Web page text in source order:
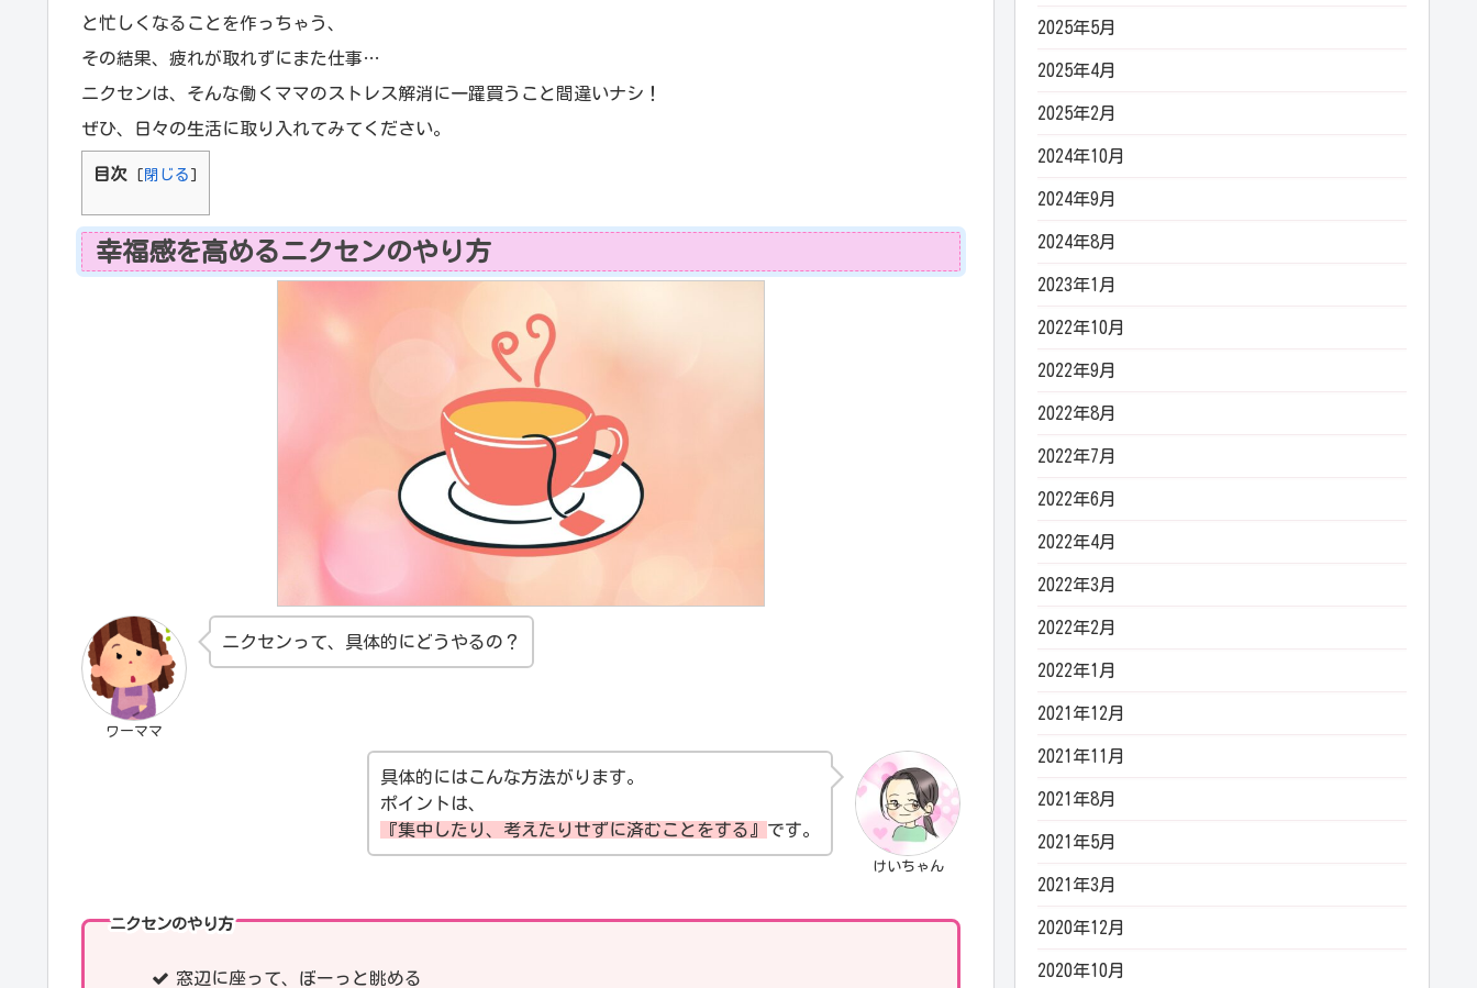
と忙しくなることを作っちゃう、
その結果、疲れが取れずにまた仕事…
ニクセンは、そんな働くママのストレス解消に一躍買うこと間違いナシ！
ぜひ、日々の生活に取り入れてみてください。
目次 [ 閉じる ]
幸福感を高めるニクセンのやり方
ワーママ
ニクセンって、具体的にどうやるの？
けいちゃん
具体的にはこんな方法がります。
ポイントは、
『集中したり、考えたりせずに済むことをする』 です。
ニクセンのやり方
窓辺に座って、ぼーっと眺める
2025年5月
2025年4月
2025年2月
2024年10月
2024年9月
2024年8月
2023年1月
2022年10月
2022年9月
2022年8月
2022年7月
2022年6月
2022年4月
2022年3月
2022年2月
2022年1月
2021年12月
2021年11月
2021年8月
2021年5月
2021年3月
2020年12月
2020年10月